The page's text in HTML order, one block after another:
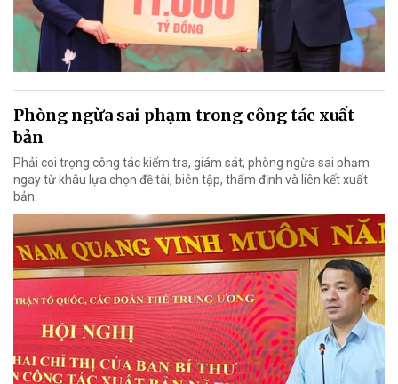
Phòng ngừa sai phạm trong công tác xuất
bản
Phải coi trọng công tác kiểm tra, giám sát, phòng ngừa sai phạm
ngay từ khâu lựa chọn đề tài, biên tập, thẩm định và liên kết xuất
bản.